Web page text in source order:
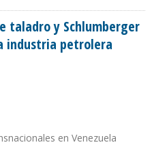
taladro y Schlumberger
industria petrolera
en Venezuela